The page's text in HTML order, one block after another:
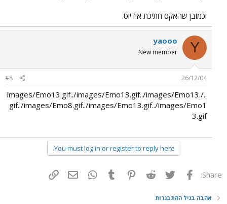
וכמובן שהאקס חתיכת אידיוט.
Y
yaooo
New member
26/12/04
#8
../images/Emo13.gif../images/Emo13.gif../images/Emo13.
gif../images/Emo8.gif../images/Emo13.gif../images/Emo1
3.gif
You must log in or register to reply here.
Share: פייסבוק Twitter
Reddit
Pinterest
Tumblr
WhatsAppדואר אלקטרוני
אהבה בגיל ההתבגרות